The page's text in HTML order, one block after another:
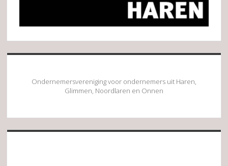
Ondernemersvereniging voor ondernemers uit Haren,
Glimmen, Noordlaren en Onnen